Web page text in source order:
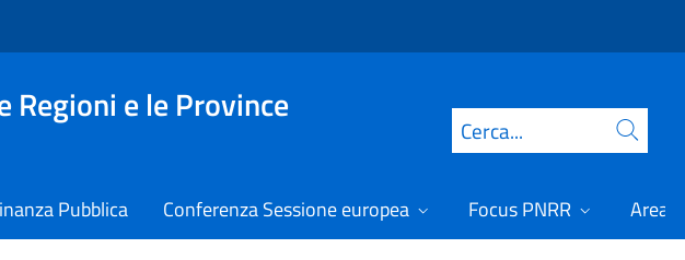
e le Province
Cerca
Pubblica Conferenza Sessione europea Focus PNRR Area